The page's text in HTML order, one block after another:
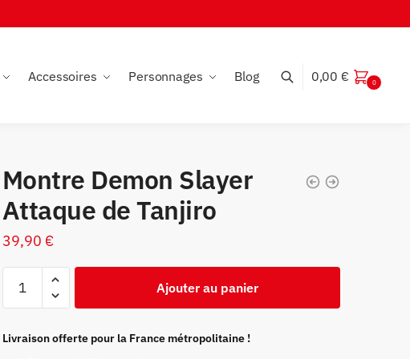
Accessoires Personnages Blog 0,00 € 0
Montre Demon Slayer
Attaque de Tanjiro
39,90 €
Demon
Slayer
Ajouter au panier
Livraison offerte pour la France métropolitaine !